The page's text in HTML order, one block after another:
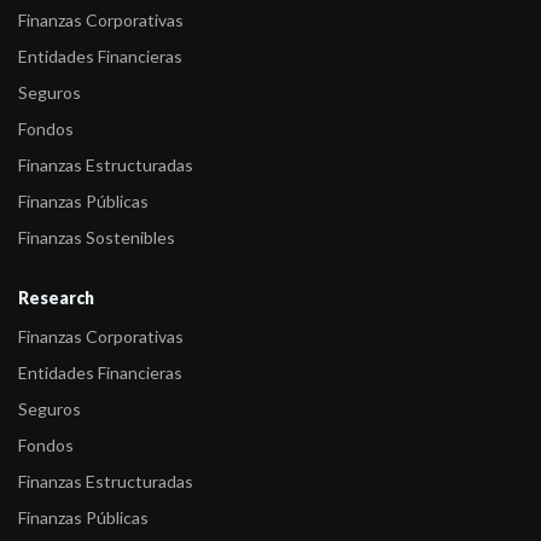
sobre 16 F ...
FIX (afiliada de Fitch) “afiliada de Fitch Ratings” sube las
Gest ...
Superfondo ...
Finanzas Corporativas
Entidades Financieras
Seguros
Fondos
Finanzas Estructuradas
Finanzas Públicas
Finanzas Sostenibles
Research
Finanzas Corporativas
Entidades Financieras
Seguros
Fondos
Finanzas Estructuradas
Finanzas Públicas